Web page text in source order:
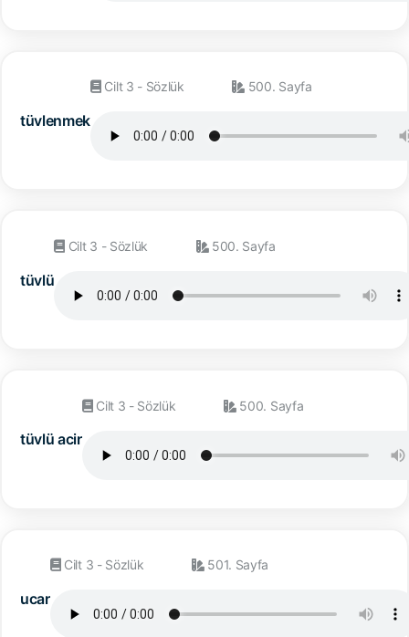
tüvlenmek
Cilt 3 - Sözlük 500. Sayfa
tüvlü
Cilt 3 - Sözlük 500. Sayfa
tüvlü acir
Cilt 3 - Sözlük 500. Sayfa
ucar
Cilt 3 - Sözlük 501. Sayfa